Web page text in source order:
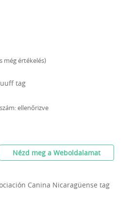
még értékelés)
tag
ellenőrizve
Nézd meg a Weboldalamat
Canina Nicaragüense tag